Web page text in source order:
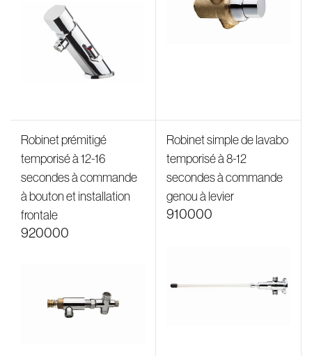
Robinet prémitigé
temporisé à 12-16
secondes à commande
à bouton et installation
frontale
920000
Robinet simple de lavabo
temporisé à 8-12
secondes à commande
genou à levier
910000